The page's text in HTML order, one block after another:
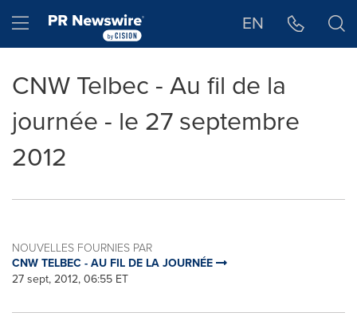
Hamburger menu EN
CNW Telbec - Au fil de la
journée - le 27 septembre
2012
NOUVELLES FOURNIES PAR
CNW TELBEC - AU FIL DE LA JOURNÉE
27 sept, 2012, 06:55 ET